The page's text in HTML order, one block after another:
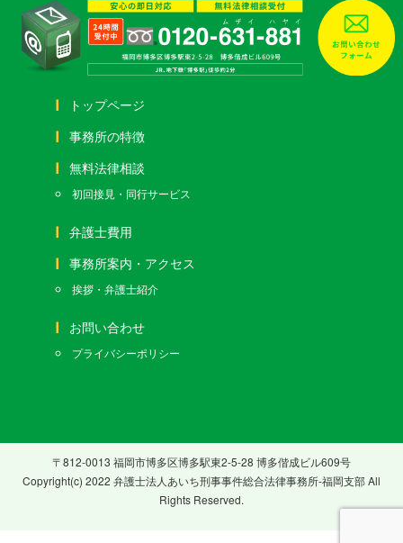
トップページ
事務所の特徴
無料法律相談
初回接見・同行サービス
弁護士費用
事務所案内・アクセス
挨拶・弁護士紹介
お問い合わせ
プライバシーポリシー
〒812-0013 福岡市博多区博多駅東2-5-28 博多偕成ビル609号
Copyright(c) 2022 弁護士法人あいち刑事事件総合法律事務所-福岡支部 All
Rights Reserved.